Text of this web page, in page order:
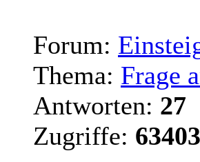
Forum:
Thema: Frage
Antworten: 27
Zugriffe: 63403